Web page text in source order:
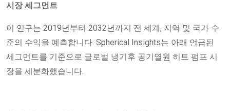
시장 세그먼트
이 연구는 2019년부터 2032년까지 전 세계, 지역 및 국가 수
준의 수익을 예측합니다. Spherical Insights는 아래 언급된
세그먼트를 기준으로 글로벌 냉기후 공기열원 히트 펌프 시
장을 세분화했습니다.